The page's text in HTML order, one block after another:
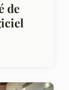
de